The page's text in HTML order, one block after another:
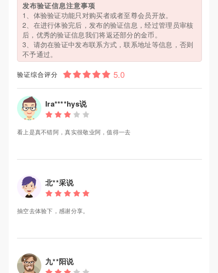
发布验证信息注意事项
1、体验验证功能只对购买者或者至尊会员开放。
2、在进行体验完后，发布的验证信息，经过管理员审核
后，优秀的验证信息我们将返还部分的金币。
3、请勿在验证中发布联系方式，联系地址等信息，否则
不予通过。
验证综合评分
Ira****hys说
看上是真不错阿，真实很敬业阿，值得一去
北**采说
抽空去体验下，感谢分享。
九**阳说